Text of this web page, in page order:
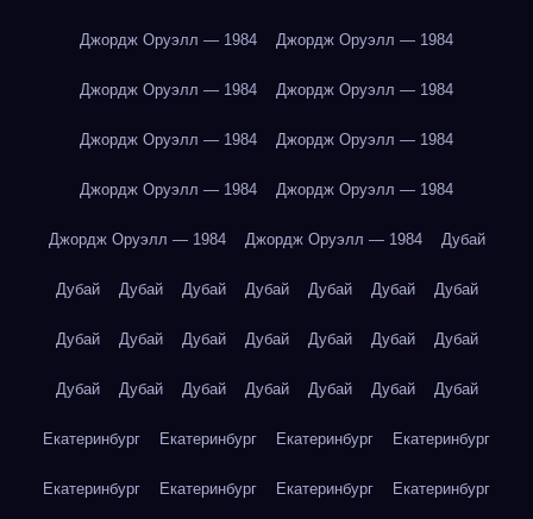
Джордж Оруэлл — 1984 Джордж Оруэлл — 1984
Джордж Оруэлл — 1984 Джордж Оруэлл — 1984
Джордж Оруэлл — 1984 Джордж Оруэлл — 1984
Джордж Оруэлл — 1984 Джордж Оруэлл — 1984
Джордж Оруэлл — 1984 Джордж Оруэлл — 1984 Дубай
Дубай Дубай Дубай Дубай Дубай Дубай Дубай
Дубай Дубай Дубай Дубай Дубай Дубай Дубай
Дубай Дубай Дубай Дубай Дубай Дубай Дубай
Екатеринбург Екатеринбург Екатеринбург Екатеринбург
Екатеринбург Екатеринбург Екатеринбург Екатеринбург